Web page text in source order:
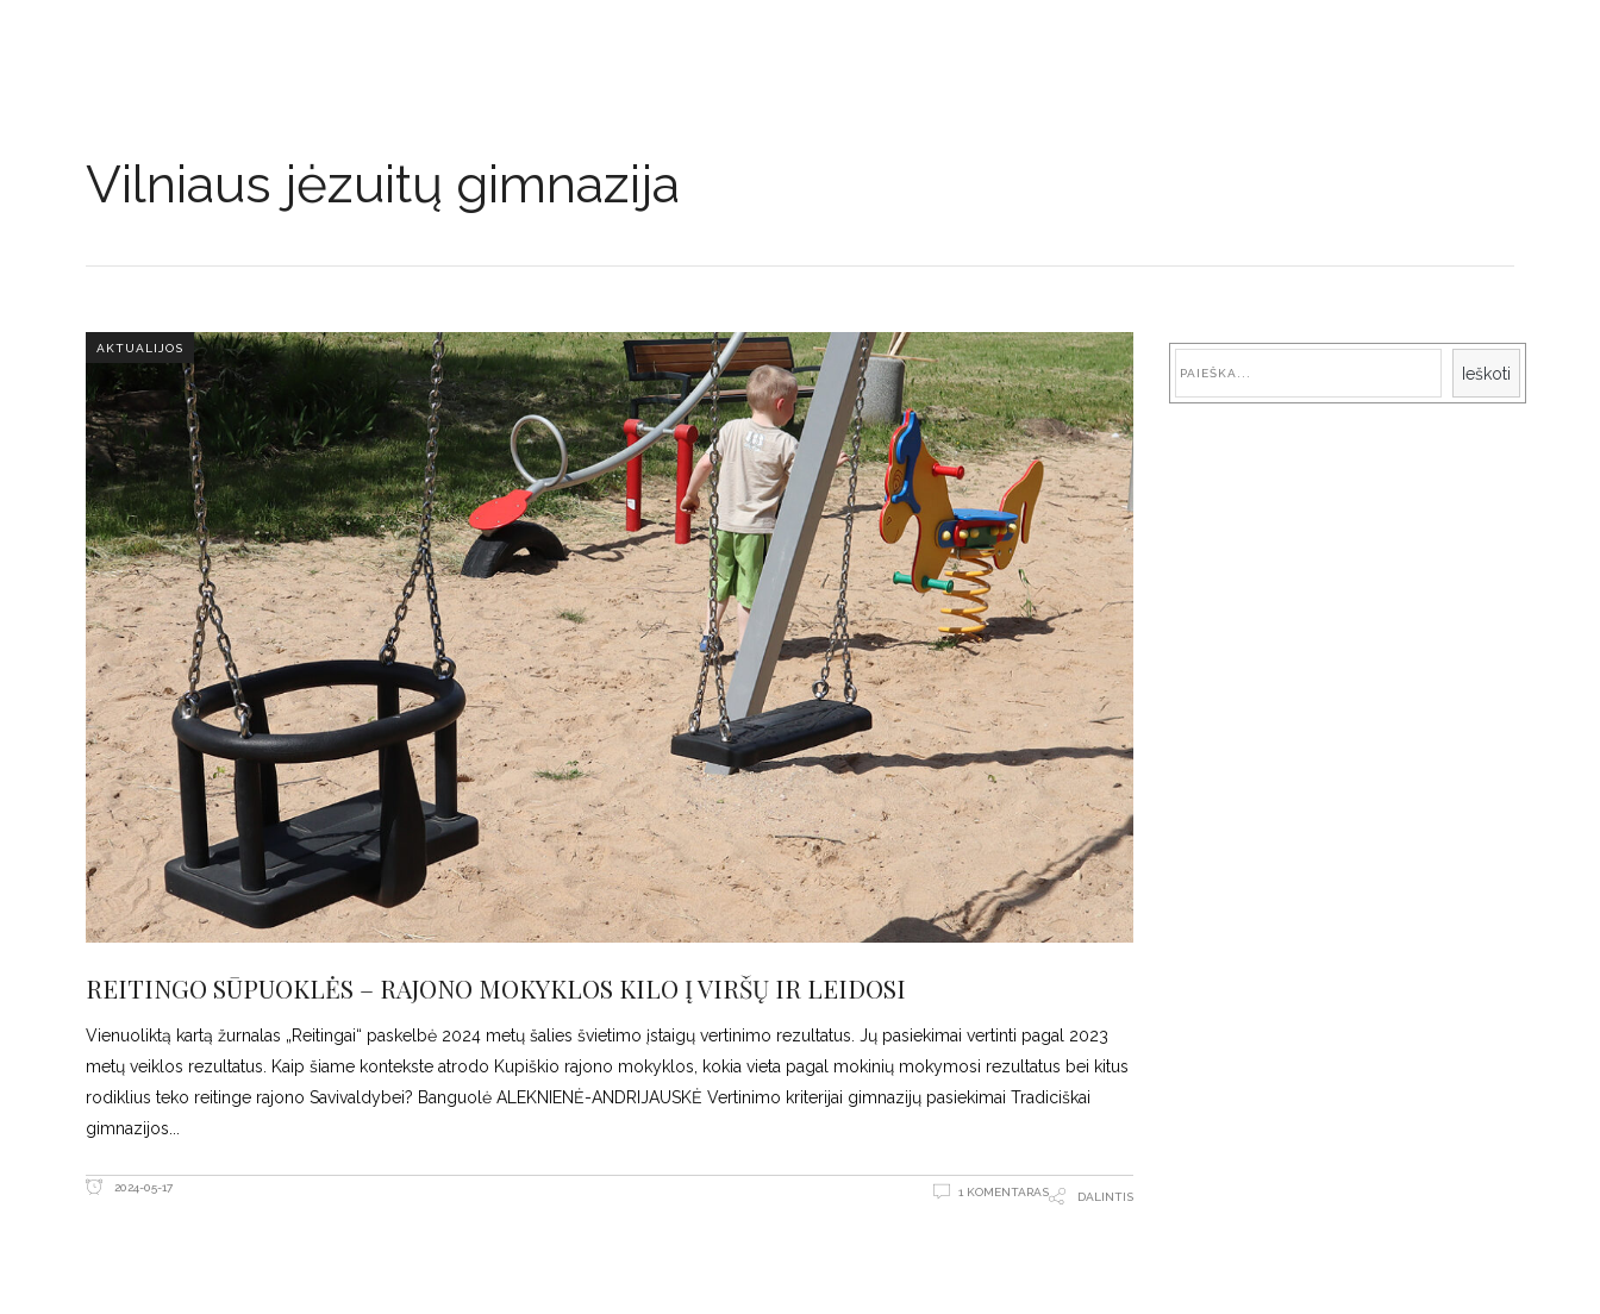
Vilniaus jėzuitų gimnazija
AKTUALIJOS
REITINGO SŪPUOKLĖS – RAJONO MOKYKLOS KILO Į VIRŠŲ IR LEIDOSI
Vienuoliktą kartą žurnalas „Reitingai“ paskelbė 2024 metų šalies švietimo įstaigų vertinimo rezultatus. Jų pasiekimai vertinti pagal 2023
metų veiklos rezultatus. Kaip šiame kontekste atrodo Kupiškio rajono mokyklos, kokia vieta pagal mokinių mokymosi rezultatus bei kitus
rodiklius teko reitinge rajono Savivaldybei? Banguolė ALEKNIENĖ-ANDRIJAUSKĖ Vertinimo kriterijai gimnazijų pasiekimai Tradiciškai
gimnazijos
2024-05-17 1 KOMENTARAS DALINTIS
Ieškoti